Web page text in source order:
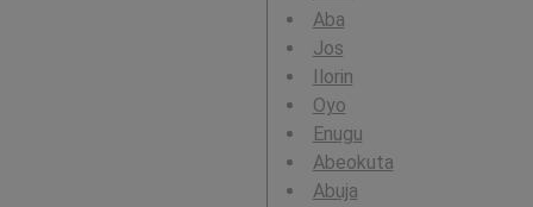
Aba
Jos
Ilorin
Oyo
Enugu
Abeokuta
Abuja